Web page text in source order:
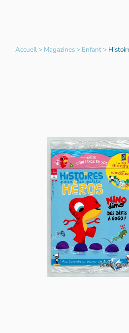
Accueil> Magazines> Enfant>